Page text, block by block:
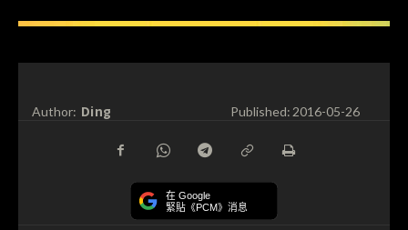
Author: Ding Published:2016-05-26
在 Google
緊貼《PCM》消息